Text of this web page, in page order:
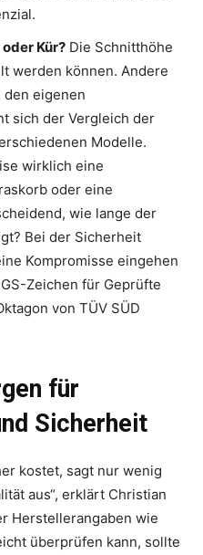
Kür? Die Schnitthöhe
werden können. Andere
den eigenen
sich der Vergleich der
Modelle.
wirklich eine
oder eine
wie lange der
Bei der Sicherheit
Kompromisse eingehen
Zeichen für Geprüfte
von TÜV SÜD
für
Sicherheit
kostet, sagt nur wenig
aus“, erklärt Christian
Herstellerangaben wie
überprüfen kann, sollte